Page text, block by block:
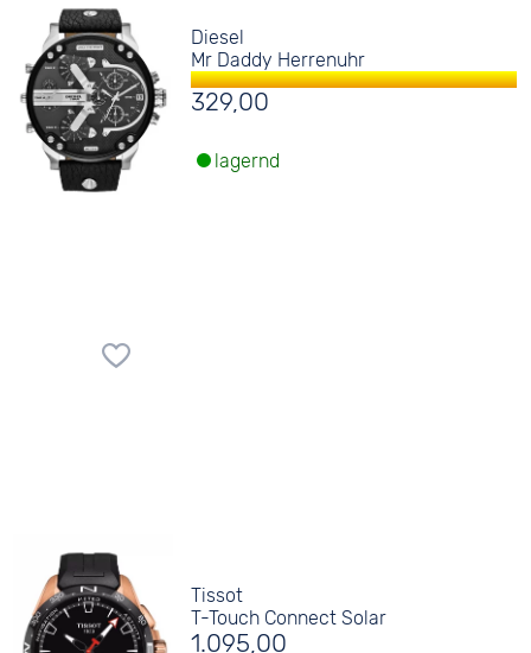
Diesel
Mr Daddy Herrenuhr
329,00
lagernd
Tissot
T-Touch Connect Solar
1.095,00